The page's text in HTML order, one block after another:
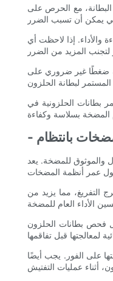
البطانة، مع الحرص على
والأداء. إذا لاحظت أي
ضغطًا غير ضروري على
بطانات الحلزونية في
بانتظام
والموثوق للمضخة. يعد
التفريغ، مما يزيد من
فحص بطانات الحلزون
على الفور. يجب أيضًا